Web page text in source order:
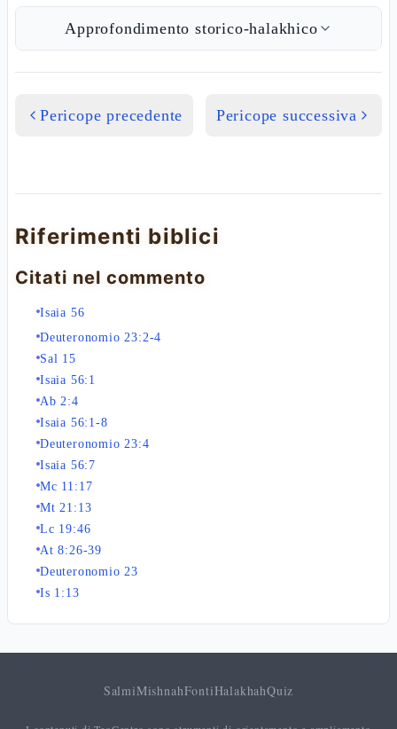
Approfondimento storico-halakhico
Pericope precedente Pericope successiva
Riferimenti biblici
Citati nel commento
Isaia 56
Deuteronomio 23:2-4
Sal 15
Isaia 56:1
Ab 2:4
Isaia 56:1-8
Deuteronomio 23:4
Isaia 56:7
Mc 11:17
Mt 21:13
Lc 19:46
At 8:26-39
Deuteronomio 23
Is 1:13
SalmiMishnahFontiHalakhahQuiz